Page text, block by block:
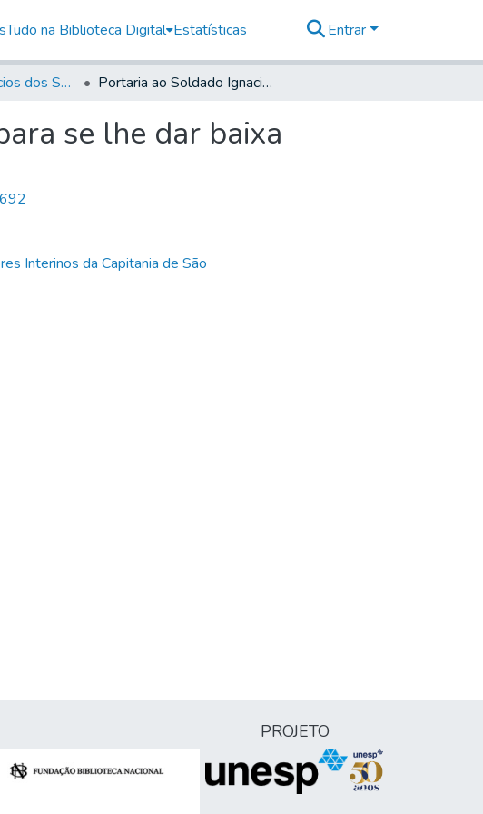
Tudo na Biblioteca Digital Estatísticas Entrar
Volume 88 - Ofícios dos Senhores Governadores Interinos da Capitania de São Paulo (1817- 1819) Portaria ao Soldado Ignacio de Albuquerque para se lhe dar baixa
se lhe dar baixa
Interinos da Capitania de São
PROJETO